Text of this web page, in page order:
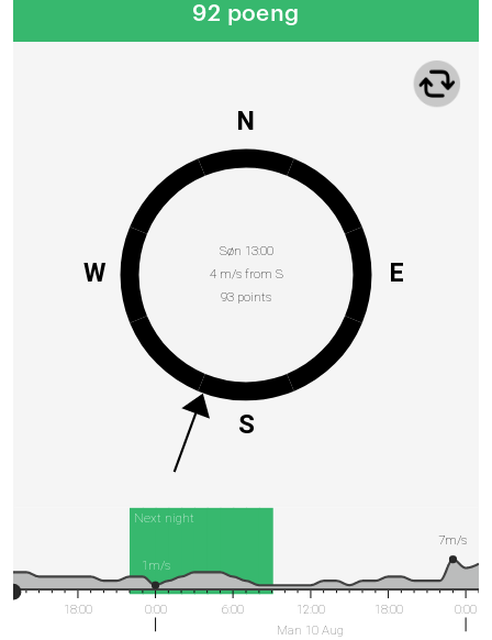
92 poeng
Søn 13:00
4 m/s from S
93 points
N
E
S
W
Next night
18:00 0:00 6:00
12:00
Man 10 Aug
18:00 0:00
7m/s
1m/s